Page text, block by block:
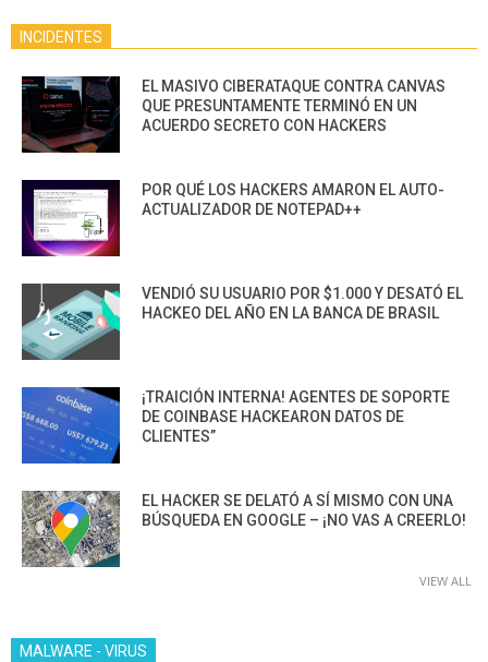
INCIDENTES
EL MASIVO CIBERATAQUE CONTRA CANVAS
QUE PRESUNTAMENTE TERMINÓ EN UN
ACUERDO SECRETO CON HACKERS
POR QUÉ LOS HACKERS AMARON EL AUTO-
ACTUALIZADOR DE NOTEPAD++
VENDIÓ SU USUARIO POR $1.000 Y DESATÓ EL
HACKEO DEL AÑO EN LA BANCA DE BRASIL
¡TRAICIÓN INTERNA! AGENTES DE SOPORTE
DE COINBASE HACKEARON DATOS DE
CLIENTES”
EL HACKER SE DELATÓ A SÍ MISMO CON UNA
BÚSQUEDA EN GOOGLE – ¡NO VAS A CREERLO!
VIEW ALL
MALWARE - VIRUS